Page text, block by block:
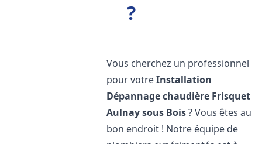
?
Vous cherchez un professionnel
pour votreInstallation
Dépannage chaudière Frisquet
Aulnay sous Bois? Vous êtes au
bon endroit ! Notre équipe de